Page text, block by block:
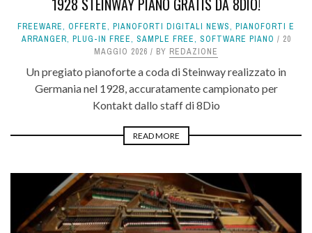
FREEWARE, OFFERTE, PIANOFORTI DIGITALI NEWS, PIANOFORTI E
ARRANGER, PLUG-IN FREE, SAMPLE FREE, SOFTWARE PIANO
20
MAGGIO 2026
BY REDAZIONE
Un pregiato pianoforte a coda di Steinway realizzato in
Germania nel 1928, accuratamente campionato per
Kontakt dallo staff di 8Dio
READ MORE